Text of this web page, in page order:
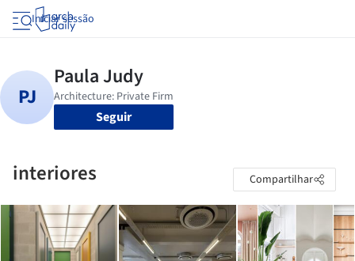
Iniciar sessão
Seguir
interiores Compartilhar